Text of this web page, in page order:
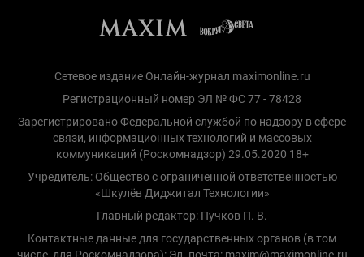
Сетевое издание Онлайн-журнал maximonline.ru
Регистрационный номер ЭЛ № ФС 77 - 78428
Зарегистрировано Федеральной службой по надзору в сфере
связи, информационных технологий и массовых
коммуникаций (Роскомнадзор) 29.05.2020 18+
Учредитель: Общество с ограниченной ответственностью
«Шкулёв Диджитал Технологии»
Главный редактор: Пучков П. В.
Контактные данные для государственных органов (в том
числе, для Роскомнадзора): Эл. почта: maxim@maximonline.ru